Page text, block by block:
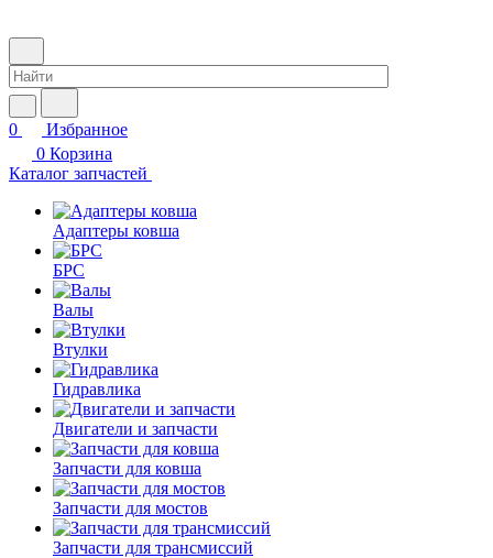
0
Избранное
0 Корзина
Каталог запчастей
Адаптеры ковша
БРС
Валы
Втулки
Гидравлика
Двигатели и запчасти
Запчасти для ковша
Запчасти для мостов
Запчасти для трансмиссий